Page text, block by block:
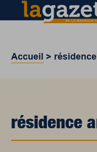
Accueil >
résidence